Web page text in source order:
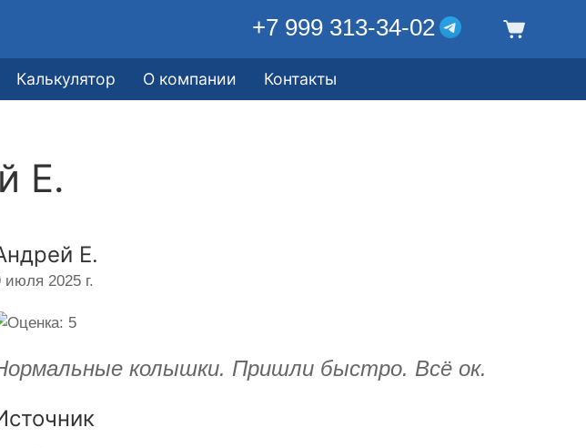
+7 999 313-34-02
Калькулятор О компании Контакты
Е.
Е.
июля 2025 г.
колышки. Пришли быстро. Всё ок.